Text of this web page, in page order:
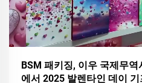
BSM 패키징, 이우 국제무
에서 2025 발렌타인 데이